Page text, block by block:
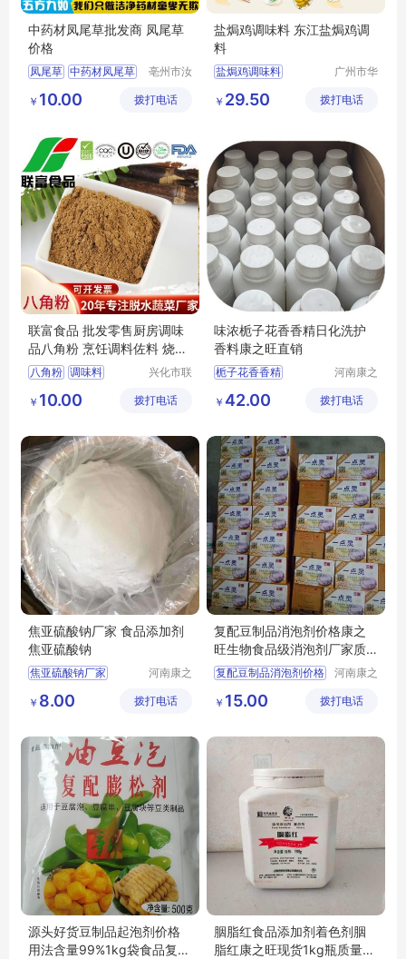
中药材凤尾草批发商 凤尾草
价格
凤尾草 中药材凤尾草
凤尾草批发商
亳州市汝
有限公司
￥ 10.00 拨打电话
盐焗鸡调味料 东江盐焗鸡调
料
盐焗鸡调味料
广州市华
技有限公
￥ 29.50 拨打电话
联富食品 批发零售厨房调味
品八角粉 烹饪调料佐料 烧烤
食品调味料
八角粉 调味料
厨房调味品
兴化市联
限公司
￥ 10.00 拨打电话
味浓栀子花香香精日化洗护
香料康之旺直销
栀子花香香精
河南康之
技有限公
￥ 42.00 拨打电话
焦亚硫酸钠厂家 食品添加剂
焦亚硫酸钠
焦亚硫酸钠厂家
河南康之
技有限公
￥ 8.00 拨打电话
复配豆制品消泡剂价格康之
旺生物食品级消泡剂厂家质
量保证
复配豆制品消泡剂价格
河南康之
技有限公
￥ 15.00 拨打电话
源头好货豆制品起泡剂价格
用法含量99%1kg袋食品复配
胭脂红食品添加剂着色剂胭
脂红康之旺现货1kg瓶质量保